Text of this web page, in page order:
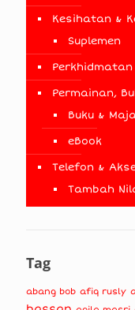
Kesihatan &
Suplemen
Perkhidmatan
Permainan,
Buku &
eBook
Telefon &
Tambah
Tag
abang bob afiq rusly